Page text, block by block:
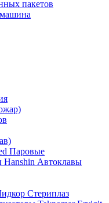
пакетов
Паровые
Hanshin Автоклавы
Стериплаз